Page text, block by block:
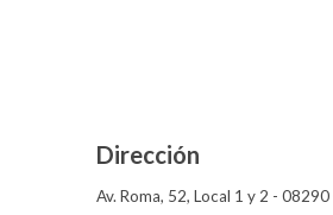
Dirección
Av. Roma, 52, Local 1 y 2 -